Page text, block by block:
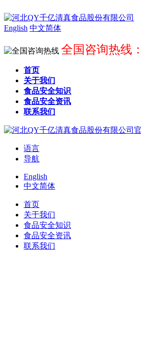
English 中文简体
全国咨询热线
首页
关于我们
食品安全知识
食品安全资讯
联系我们
语言
导航
English
中文简体
首页
关于我们
食品安全知识
食品安全资讯
联系我们